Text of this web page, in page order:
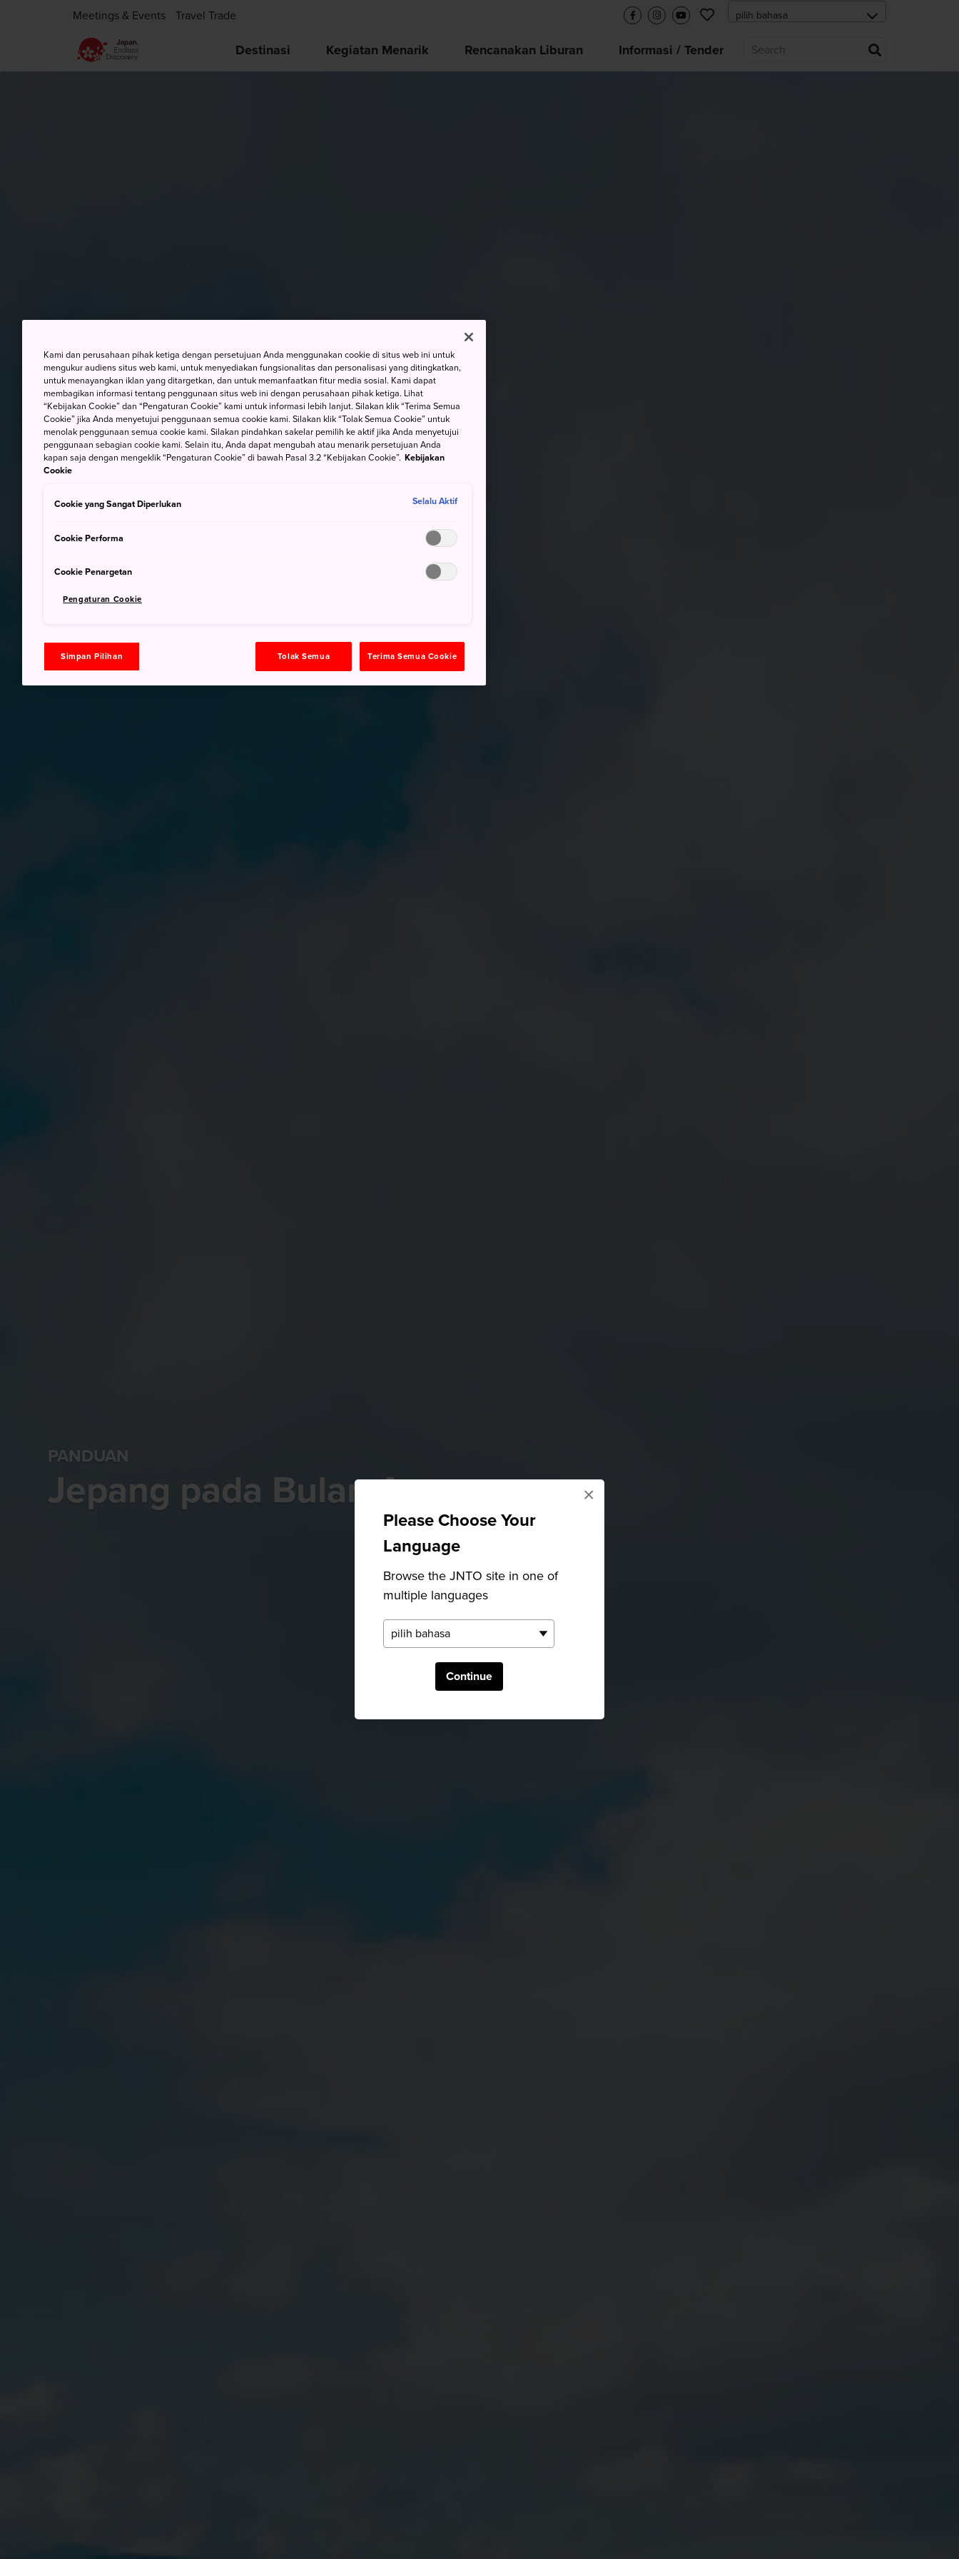
Please Choose Your
Language
Browse the JNTO site in one of
multiple languages
Continue
×
Meetings & Events Travel Trade
Destinasi Kegiatan Menarik Rencanakan Liburan Informasi / Tender
PANDUAN
Jepang pada Bulan Agustus
Kami dan perusahaan pihak ketiga dengan persetujuan Anda menggunakan cookie di situs web ini untuk
mengukur audiens situs web kami, untuk menyediakan fungsionalitas dan personalisasi yang ditingkatkan,
untuk menayangkan iklan yang ditargetkan, dan untuk memanfaatkan fitur media sosial. Kami dapat
membagikan informasi tentang penggunaan situs web ini dengan perusahaan pihak ketiga. Lihat
“Kebijakan Cookie” dan “Pengaturan Cookie” kami untuk informasi lebih lanjut. Silakan klik “Terima Semua
Cookie” jika Anda menyetujui penggunaan semua cookie kami. Silakan klik “Tolak Semua Cookie” untuk
menolak penggunaan semua cookie kami. Silakan pindahkan sakelar pemilih ke aktif jika Anda menyetujui
penggunaan sebagian cookie kami. Selain itu, Anda dapat mengubah atau menarik persetujuan Anda
kapan saja dengan mengeklik “Pengaturan Cookie” di bawah Pasal 3.2 “Kebijakan Cookie”. Kebijakan
Cookie
Cookie yang Sangat Diperlukan Selalu Aktif
Cookie Performa
Cookie Penargetan
Pengaturan Cookie
Simpan Pilihan Tolak Semua Terima Semua Cookie